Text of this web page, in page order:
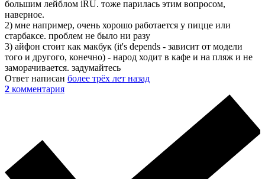
большим лейблом iRU. тоже парилась этим вопросом,
наверное.
2) мне например, очень хорошо работается у пицце или
старбаксе. проблем не было ни разу
3) айфон стоит как макбук (it's depends - зависит от модели
того и другого, конечно) - народ ходит в кафе и на пляж и не
заморачивается. задумайтесь
Ответ написан более трёх лет назад
2 комментария